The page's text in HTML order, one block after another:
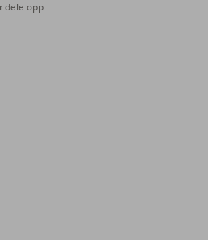
dele opp